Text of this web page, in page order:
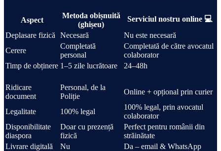
Aspect
Metoda obișnuită
(ghișeu)
Serviciul nostru online 💻
Deplasare fizică
Necesară
Nu este necesară
Cerere
Completată
personal
Completată de către avocatul
colaborator
Timp de obținere 1–5 zile lucrătoare 24–48h
Ridicare
document
Personal, de la
Poliție
Online + opțional prin curier
Legalitate 100% legal
100% legal, prin avocatul
colaborator
Disponibilitate
diaspora
Doar cu prezență
fizică
Perfect pentru românii din
străinătate
Livrare digitală
Nu
Da – email & WhatsApp